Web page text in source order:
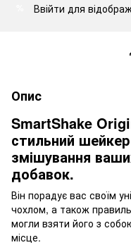
Ввійти для
Опис
SmartShake
стильний
змішування
добавок.
Він порадує вас своїм
чохлом, а також
могли взяти його з
місце.